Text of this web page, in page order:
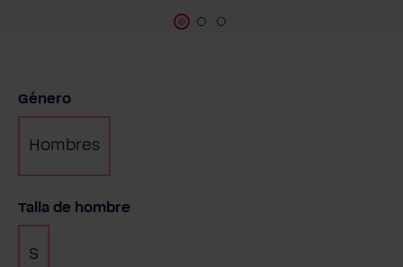
Seleccione
Género
Hombres
Seleccione
Talla de hombre
S